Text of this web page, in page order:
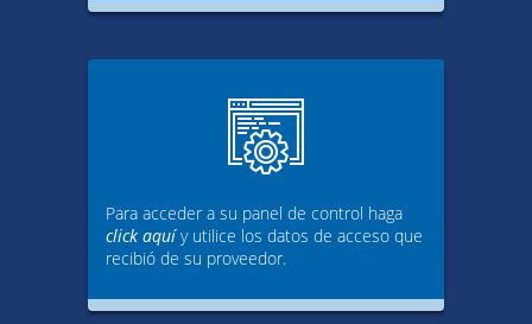
Para acceder a su panel de control haga
click aquíy utilice los datos de acceso que
recibió de su proveedor.